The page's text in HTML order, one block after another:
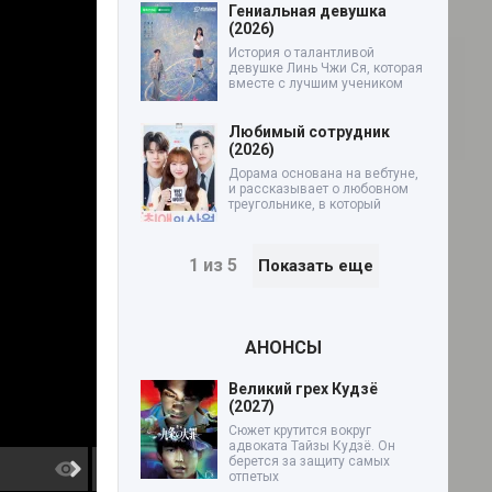
6 серия 7 серия
Гениальная девушка
(2026)
История о талантливой
девушке Линь Чжи Ся, которая
вместе с лучшим учеником
Любимый сотрудник
(2026)
Дорама основана на вебтуне,
и рассказывает о любовном
треугольнике, в который
1 из 5 Показать еще
АНОНСЫ
Великий грех Кудзё
(2027)
Сюжет крутится вокруг
адвоката Тайзы Кудзё. Он
берется за защиту самых
отпетых